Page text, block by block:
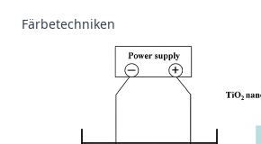
Färbetechniken